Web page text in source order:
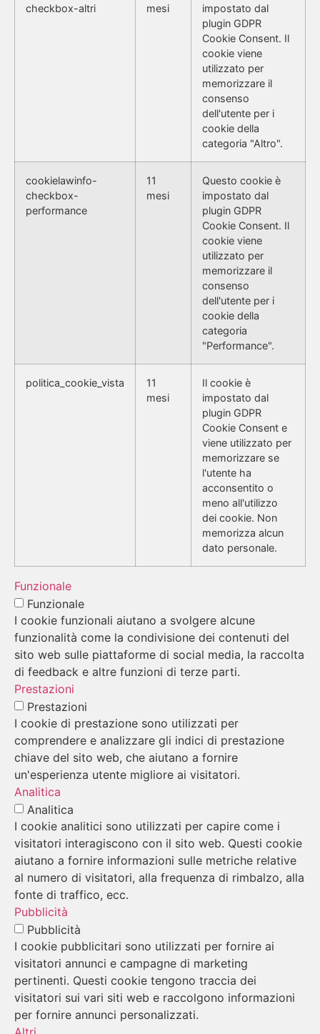
checkbox-altri
mesi
impostato dal
plugin GDPR
Cookie Consent. Il
cookie viene
utilizzato per
memorizzare il
consenso
dell'utente per i
cookie della
categoria "Altro".
cookielawinfo-
checkbox-
performance
11
mesi
Questo cookie è
impostato dal
plugin GDPR
Cookie Consent. Il
cookie viene
utilizzato per
memorizzare il
consenso
dell'utente per i
cookie della
categoria
"Performance".
politica_cookie_vista
11
mesi
Il cookie è
impostato dal
plugin GDPR
Cookie Consent e
viene utilizzato per
memorizzare se
l'utente ha
acconsentito o
meno all'utilizzo
dei cookie. Non
memorizza alcun
dato personale.
Funzionale
Funzionale
I cookie funzionali aiutano a svolgere alcune
funzionalità come la condivisione dei contenuti del
sito web sulle piattaforme di social media, la raccolta
di feedback e altre funzioni di terze parti.
Prestazioni
Prestazioni
I cookie di prestazione sono utilizzati per
comprendere e analizzare gli indici di prestazione
chiave del sito web, che aiutano a fornire
un'esperienza utente migliore ai visitatori.
Analitica
Analitica
I cookie analitici sono utilizzati per capire come i
visitatori interagiscono con il sito web. Questi cookie
aiutano a fornire informazioni sulle metriche relative
al numero di visitatori, alla frequenza di rimbalzo, alla
fonte di traffico, ecc.
Pubblicità
Pubblicità
I cookie pubblicitari sono utilizzati per fornire ai
visitatori annunci e campagne di marketing
pertinenti. Questi cookie tengono traccia dei
visitatori sui vari siti web e raccolgono informazioni
per fornire annunci personalizzati.